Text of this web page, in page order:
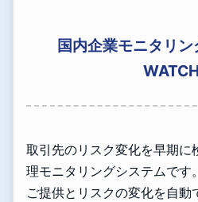
国内企業モニタリ
WATCH
取引先のリスク変化を早期に
理モニタリングシステムです
ご提供とリスクの変化を自動